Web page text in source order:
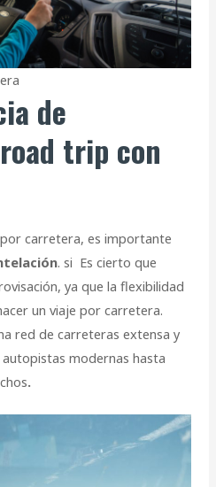
de
trip con
carretera, es importante
. si Es cierto que
ya que la flexibilidad
un viaje por carretera.
red de carreteras extensa y
modernas hasta
.